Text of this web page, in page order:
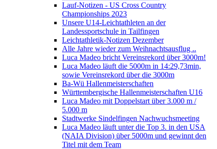
Lauf-Notizen - US Cross Country
Championships 2023
Unsere U14-Leichtathleten an der
Landessportschule in Tailfingen
Leichtathletik-Notizen Dezember
Alle Jahre wieder zum Weihnachtsausflug ..
Luca Madeo bricht Vereinsrekord über 3000m!
Luca Madeo läuft die 5000m in 14:29,73min,
sowie Vereinsrekord über die 3000m
Ba-Wü Hallenmeisterschaften
Württembergische Hallenmeisterschaften U16
Luca Madeo mit Doppelstart über 3.000 m /
5.000 m
Stadtwerke Sindelfingen Nachwuchsmeeting
Luca Madeo läuft unter die Top 3. in den USA
(NAIA Division) über 5000m und gewinnt den
Titel mit dem Team